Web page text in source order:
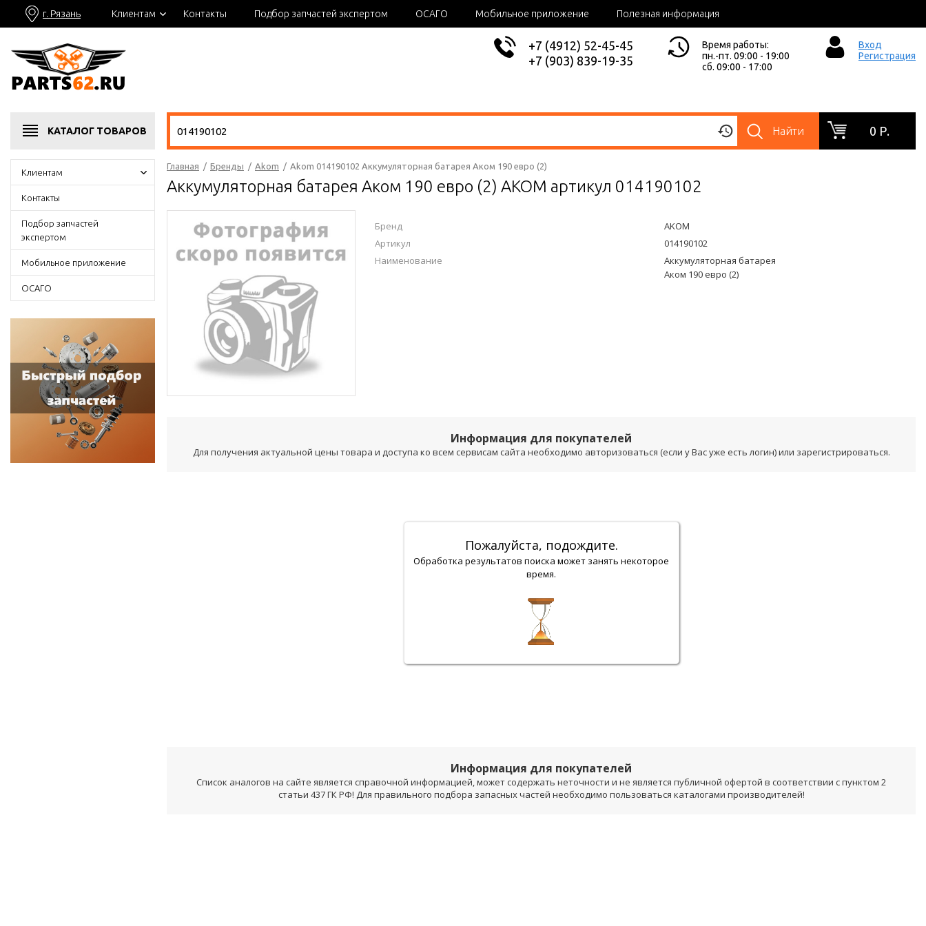
г. Рязань Клиентам Контакты Подбор запчастей экспертом ОСАГО Мобильное приложение Полезная информация
+7 (4912) 52-45-45
+7 (903) 839-19-35
Время работы:
пн.-пт. 09:00 - 19:00
сб. 09:00 - 17:00
Вход
Регистрация
КАТАЛОГ ТОВАРОВ Найти 0 Р.
Клиентам
Контакты
Подбор запчастей
экспертом
Мобильное приложение
ОСАГО
Главная / Бренды / Akom / Akom 014190102 Аккумуляторная батарея Аком 190 евро (2)
Аккумуляторная батарея Аком 190 евро (2) AKOM артикул 014190102
Бренд
AKOM
Артикул
014190102
Наименование
Аккумуляторная батарея
Аком 190 евро (2)
Информация для покупателей
Для получения актуальной цены товара и доступа ко всем сервисам сайта необходимо авторизоваться (если у Вас уже есть логин) или зарегистрироваться.
Пожалуйста, подождите.
Обработка результатов поиска может занять некоторое
время.
Информация для покупателей
Список аналогов на сайте является справочной информацией, может содержать неточности и не является публичной офертой в соответствии с пунктом 2
статьи 437 ГК РФ! Для правильного подбора запасных частей необходимо пользоваться каталогами производителей!